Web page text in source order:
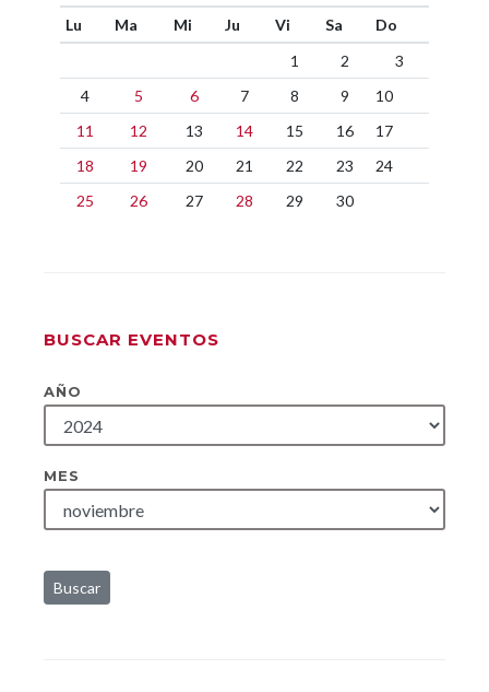
Lu
Ma Mi Ju Vi Sa
Do
1
2
3
4
5 6 7 8 9
10
11
12 13 14 15 16
17
18
19 20 21 22 23
24
25
26 27 28 29 30
BUSCAR EVENTOS
AÑO
MES
Buscar